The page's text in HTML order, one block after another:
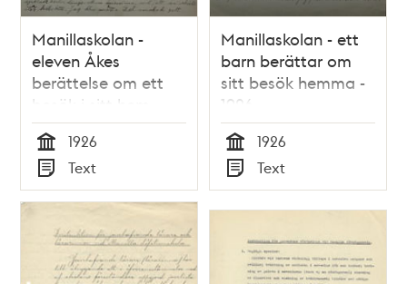
Manillaskolan -
eleven Åkes
berättelse om ett
besök i sitt hem
1926
Tid
1926
Typ
Text
Manillaskolan - ett
barn berättar om
sitt besök hemma -
1926
Tid
1926
Typ
Text